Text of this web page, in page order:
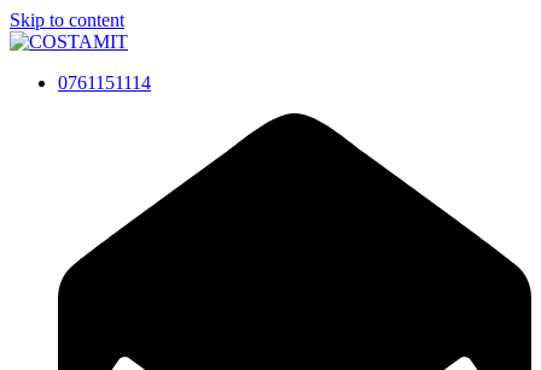
Skip to content
0761151114